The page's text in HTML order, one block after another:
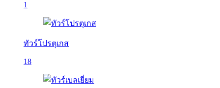
1
ทัวร์โปรตุเกส
18